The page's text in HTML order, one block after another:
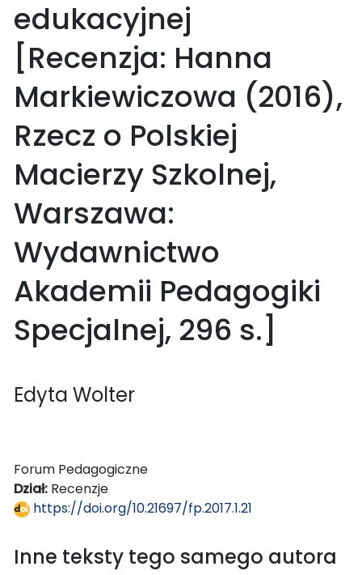
edukacyjnej
[Recenzja: Hanna
Markiewiczowa (2016),
Rzecz o Polskiej
Macierzy Szkolnej,
Warszawa:
Wydawnictwo
Akademii Pedagogiki
Specjalnej, 296 s.]
Edyta Wolter
Forum Pedagogiczne
Dział: Recenzje
https://doi.org/10.21697/fp.2017.1.21
Inne teksty tego samego autora